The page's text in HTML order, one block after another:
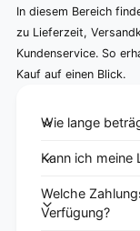
In diesem Bereich
zu Lieferzeit,
Kundenservice. So
Kauf auf einen Blick.
Wie lange
Kann ich meine
Welche
Verfügung?